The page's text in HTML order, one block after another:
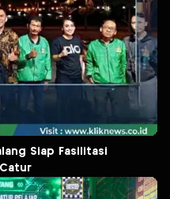
Siap Fasilitasi